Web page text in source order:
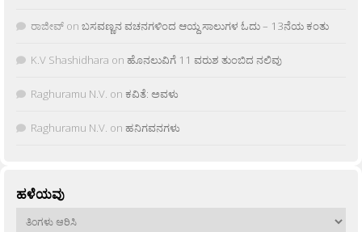
ರಾಜೀವ್ on ಬಸವಣ್ಣನ ವಚನಗಳಿಂದ ಆಯ್ದ ಸಾಲುಗಳ ಓದು – 13ನೆಯ ಕಂತು
K.V Shashidhara on ಹೊನಲುವಿಗೆ 11 ವರುಶ ತುಂಬಿದ ನಲಿವು
Raghuramu N.V. on ಕವಿತೆ: ಅವಳು
Raghuramu N.V. on ಹನಿಗವನಗಳು
ಹಳೆಯವು
ಹಳೆಯವು